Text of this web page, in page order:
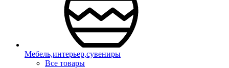
Мебель,интерьер,сувениры
Все товары